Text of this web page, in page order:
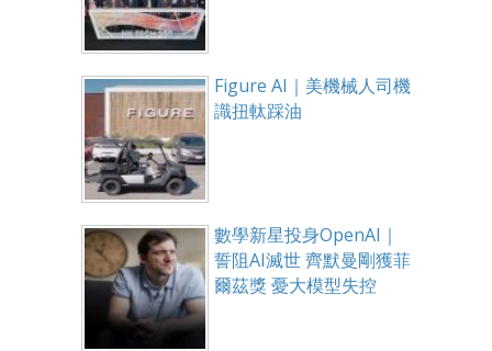
Figure AI｜美機械人司機
識扭軚踩油
數學新星投身OpenAI｜
誓阻AI滅世 齊默曼剛獲菲
爾茲獎 憂大模型失控